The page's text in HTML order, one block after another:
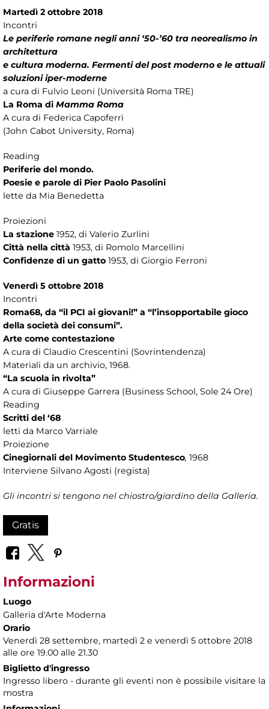
Martedì 2 ottobre 2018
Incontri
Le periferie romane negli anni ‘50-’60 tra neorealismo in
architettura
e cultura moderna. Fermenti del post moderno e le attuali
soluzioni iper-moderne
a cura di Fulvio Leoni (Università Roma TRE)
La Roma di Mamma Roma
A cura di Federica Capoferri
(John Cabot University, Roma)
Reading
Periferie del mondo.
Poesie e parole di Pier Paolo Pasolini
lette da Mia Benedetta
Proiezioni
La stazione 1952, di Valerio Zurlini
Città nella città 1953, di Romolo Marcellini
Confidenze di un gatto 1953, di Giorgio Ferroni
Venerdì 5 ottobre 2018
Incontri
Roma68, da “il PCI ai giovani!” a “l’insopportabile gioco
della società dei consumi”.
Arte come contestazione
A cura di Claudio Crescentini (Sovrintendenza)
Materiali da un archivio, 1968.
“La scuola in rivolta”
A cura di Giuseppe Garrera (Business School, Sole 24 Ore)
Reading
Scritti del ‘68
letti da Marco Varriale
Proiezione
Cinegiornali del Movimento Studentesco, 1968
Interviene Silvano Agosti (regista)
Gli incontri si tengono nel chiostro/giardino della Galleria.
Gratis
Informazioni
Luogo
Galleria d'Arte Moderna
Orario
Venerdì 28 settembre, martedì 2 e venerdì 5 ottobre 2018
alle ore 19.00 alle 21.30
Biglietto d'ingresso
Ingresso libero - durante gli eventi non è possibile visitare la
mostra